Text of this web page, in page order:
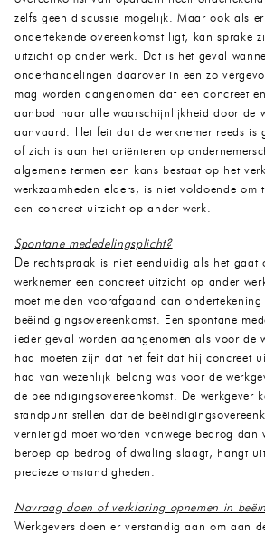
zelfs geen discussie mogelijk. Maar ook als
ondertekende overeenkomst ligt, kan sprake
uitzicht op ander werk. Dat is het geval
onderhandelingen daarover in een zo
mag worden aangenomen dat een concreet
aanbod naar alle waarschijnlijkheid door de
aanvaard. Het feit dat de werknemer reeds is
of zich is aan het oriënteren op
algemene termen een kans bestaat op het
werkzaamheden elders, is niet voldoende om
een concreet uitzicht op ander werk.
Spontane mededelingsplicht?
De rechtspraak is niet eenduidig als het gaat
werknemer een concreet uitzicht op ander
moet melden voorafgaand aan
beëindigingsovereenkomst. Een spontane
ieder geval worden aangenomen als voor de
had moeten zijn dat het feit dat hij concreet
had van wezenlijk belang was voor de
de beëindigingsovereenkomst. De werkgever
standpunt stellen dat de
vernietigd moet worden vanwege bedrog dan
beroep op bedrog of dwaling slaagt, hangt
precieze omstandigheden.
Navraag doen of verklaring opnemen in
Werkgevers doen er verstandig aan om aan